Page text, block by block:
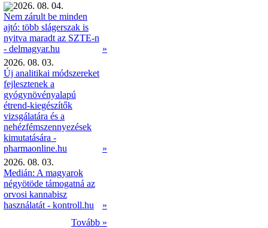
2026. 08. 04.
Nem zárult be minden
ajtó: több slágerszak is
nyitva maradt az SZTE-n
- delmagyar.hu
»
2026. 08. 03.
Új analitikai módszereket
fejlesztenek a
gyógynövényalapú
étrend-kiegészítők
vizsgálatára és a
nehézfémszennyezések
kimutatására -
pharmaonline.hu
»
2026. 08. 03.
Medián: A magyarok
négyötöde támogatná az
orvosi kannabisz
használatát - kontroll.hu
»
Tovább »